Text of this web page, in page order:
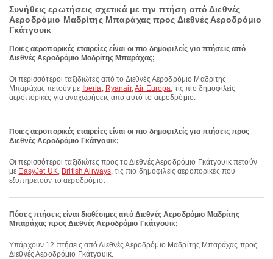
Συνήθεις ερωτήσεις σχετικά με την πτήση από Διεθνές
Αεροδρόμιο Μαδρίτης Μπαράχας προς Διεθνές Αεροδρόμιο
Γκάτγουικ
Ποιες αεροπορικές εταιρείες είναι οι πιο δημοφιλείς για πτήσεις από
Διεθνές Αεροδρόμιο Μαδρίτης Μπαράχας;
Οι περισσότεροι ταξιδιώτες από το Διεθνές Αεροδρόμιο Μαδρίτης
Μπαράχας πετούν με Iberia, Ryanair,Air Europa, τις πιο δημοφιλείς
αεροπορικές για αναχωρήσεις από αυτό το αεροδρόμιο.
Ποιες αεροπορικές εταιρείες είναι οι πιο δημοφιλείς για πτήσεις προς
Διεθνές Αεροδρόμιο Γκάτγουικ;
Οι περισσότεροι ταξιδιώτες προς το Διεθνές Αεροδρόμιο Γκάτγουικ πετούν
με EasyJet UK, British Airways, τις πιο δημοφιλείς αεροπορικές που
εξυπηρετούν το αεροδρόμιο.
Πόσες πτήσεις είναι διαθέσιμες από Διεθνές Αεροδρόμιο Μαδρίτης
Μπαράχας προς Διεθνές Αεροδρόμιο Γκάτγουικ;
Υπάρχουν 12 πτήσεις από Διεθνές Αεροδρόμιο Μαδρίτης Μπαράχας προς
Διεθνές Αεροδρόμιο Γκάτγουικ.